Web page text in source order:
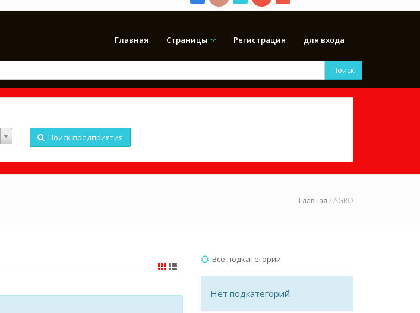
Главная Страницы Регистрация для входа
Поиск
Поиск предприятия
Главная / AGRO
Все подкатегории
Нет подкатегорий